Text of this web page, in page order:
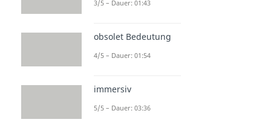
3/5 – Dauer: 01:43
obsolet Bedeutung
4/5 – Dauer: 01:54
immersiv
5/5 – Dauer: 03:36